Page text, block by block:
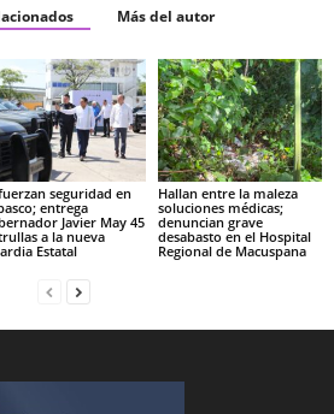
Más del autor
seguridad en
entrega
Javier May 45
a la nueva
Estatal
Hallan entre la maleza
soluciones médicas;
denuncian grave
desabasto en el Hospital
Regional de Macuspana